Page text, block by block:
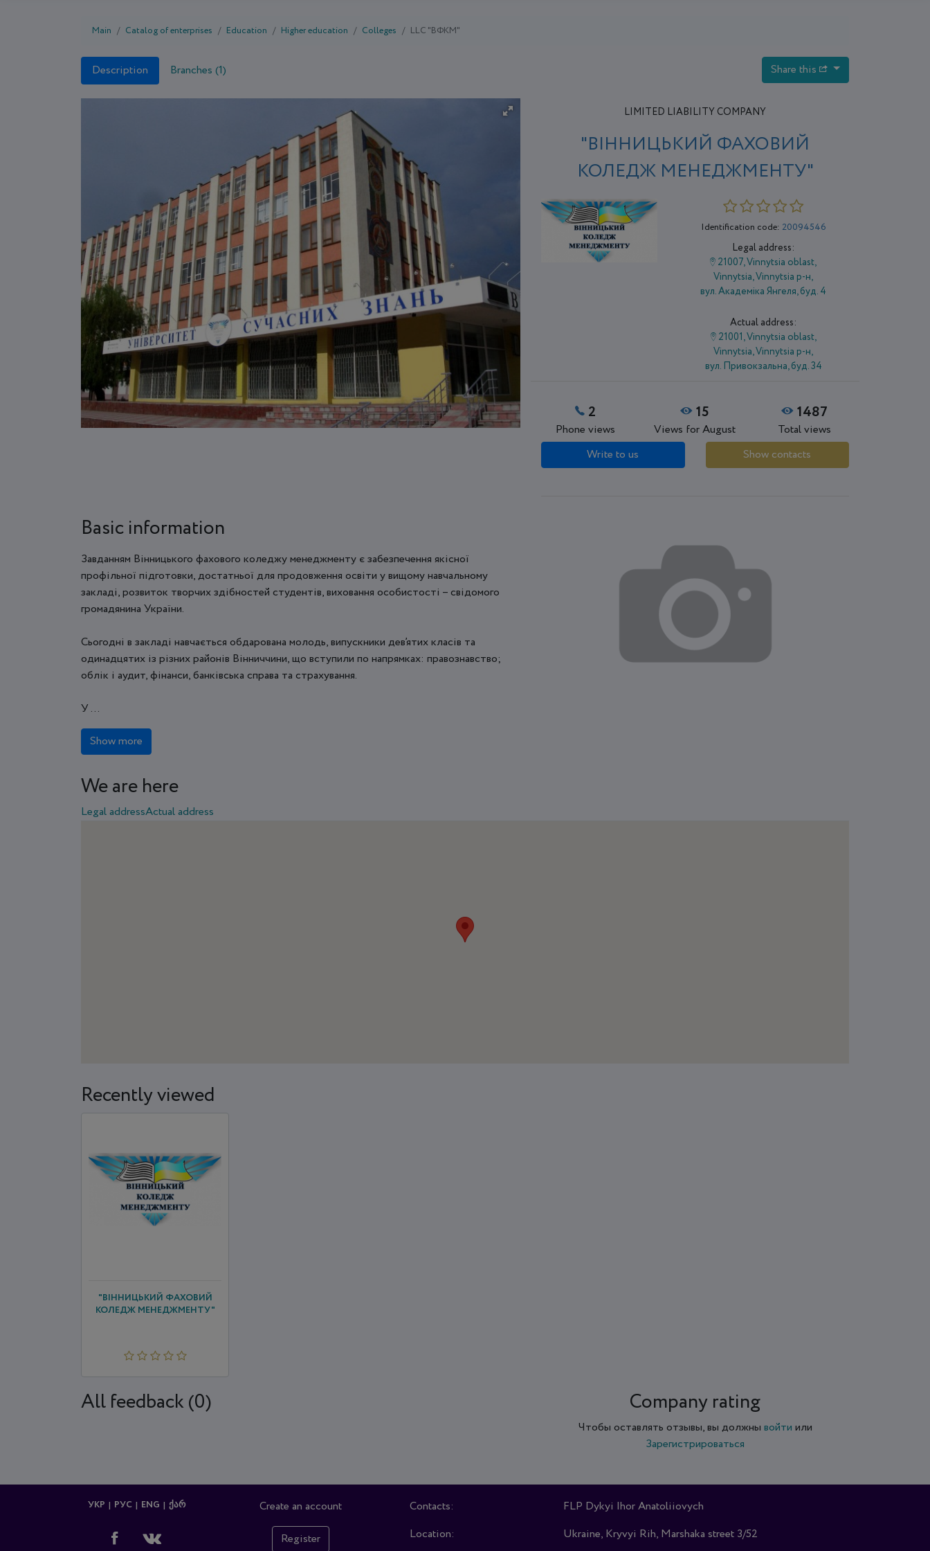
Main Catalog of enterprises Education Higher education Colleges LLC "ВФКМ"
Description Branches (1) Share this
LIMITED LIABILITY COMPANY
"ВІННИЦЬКИЙ ФАХОВИЙ
КОЛЕДЖ МЕНЕДЖМЕНТУ"
Identification code: 20094546
Legal address:
21007, Vinnytsia oblast,
Vіnnytsia, Vinnytsia р-н,
вул. Академіка Янгеля, буд. 4
Actual address:
21001, Vinnytsia oblast,
Vіnnytsia, Vinnytsia р-н,
вул. Привокзальна, буд. 34
2
Phone views
15
Views for August
1487
Total views
Write to us
Show contacts
Basic information
Завданням Вінницького фахового коледжу менеджменту є забезпечення якісної
профільної підготовки, достатньої для продовження освіти у вищому навчальному
закладі, розвиток творчих здібностей студентів, виховання особистості – свідомого
громадянина України.
Сьогодні в закладі навчається обдарована молодь, випускники дев’ятих класів та
одинадцятих із різних районів Вінниччини, що вступили по напрямках: правознавство;
облік і аудит, фінанси, банківська справа та страхування.
У ...
Show more
We are here
Legal addressActual address
Recently viewed
"ВІННИЦЬКИЙ ФАХОВИЙ
КОЛЕДЖ МЕНЕДЖМЕНТУ"
All feedback (0) Company rating
Чтобы оставлять отзывы, вы должны войти или
Зарегистрироваться
УКР РУС ENG ᲥᲐᲠ Create an account
Register
Contacts:
FLP Dykyi Ihor Anatoliiovych
Location:
Ukraine, Kryvyi Rih, Marshaka street 3/52